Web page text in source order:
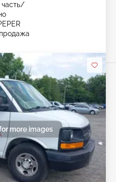
часть/
more images